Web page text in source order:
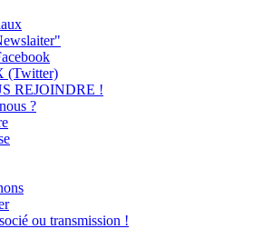
(Twitter)
REJOINDRE !
?
ou transmission !